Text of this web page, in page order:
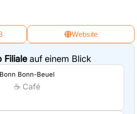
Website
Filialeauf einem Blick
Bonn Bonn-Beuel
☕ Café